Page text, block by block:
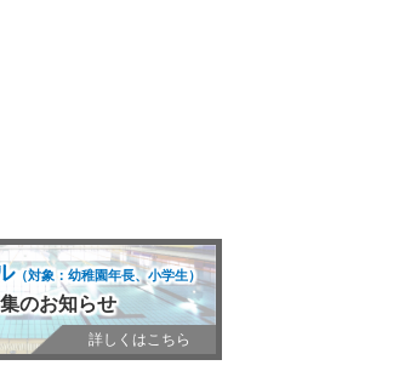
（対象：幼稚園年長、小学生）
のお知らせ
詳しくはこちら